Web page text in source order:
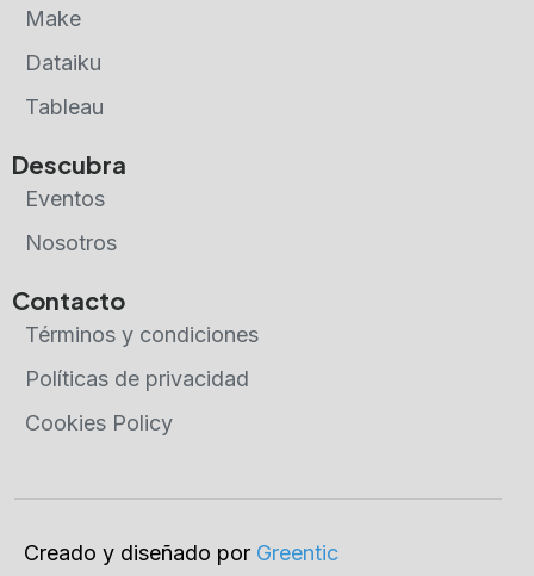
Make
Dataiku
Tableau
Descubra
Eventos
Nosotros
Contacto
Términos y condiciones
Políticas de privacidad
Cookies Policy
Creado y diseñado por Greentic